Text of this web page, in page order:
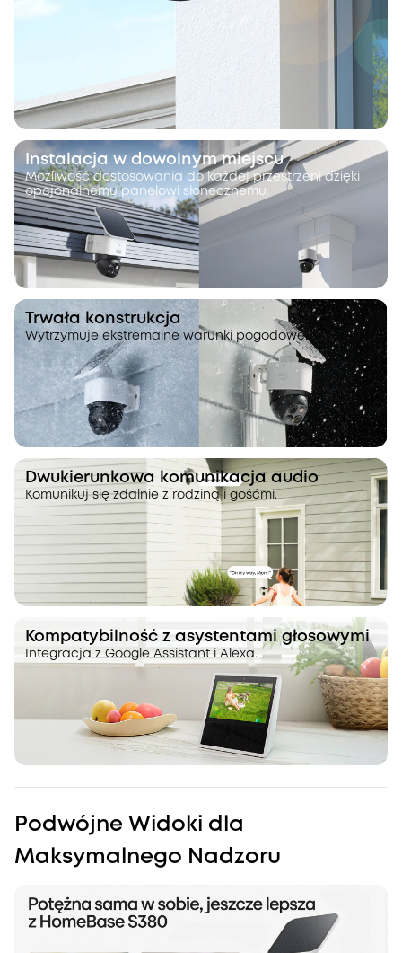
Instalacja w dowolnym miejscu
Możliwość dostosowania do każdej przestrzeni dzięki
opcjonalnemu panelowi słonecznemu.
Trwała konstrukcja
Wytrzymuje ekstremalne warunki pogodowe.
Dwukierunkowa komunikacja audio
Komunikuj się zdalnie z rodziną i gośćmi.
Kompatybilność z asystentami głosowymi
Integracja z Google Assistant i Alexa.
Podwójne Widoki dla
Maksymalnego Nadzoru